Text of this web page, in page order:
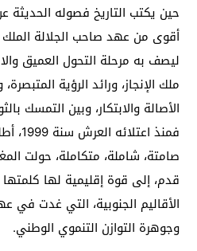
حين يكتب التاريخ فصوله
أقوى من عهد صاحب الجلالة
ليصف به مرحلة التحول العميق
ملك الإنجاز، ورائد الرؤية
الأصالة والابتكار، وبين التمسك
فمنذ
صامتة، شاملة، متكاملة، حولت
قدم، إلى قوة إقليمية لها
الأقاليم الجنوبية، التي غدت في
وجوهرة التوازن التنموي الوطني.